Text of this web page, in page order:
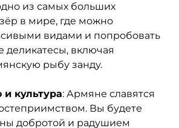
из самых больших
в мире, где можно
видами и попробовать
деликатесы, включая
рыбу занду.
и культура: Армяне славятся
Вы будете
добротой и радушием